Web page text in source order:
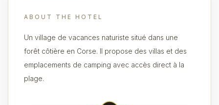
ABOUT THE HOTEL
Un village de vacances naturiste situé dans une
forêt côtière en Corse. Il propose des villas et des
emplacements de camping avec accès direct à la
plage.